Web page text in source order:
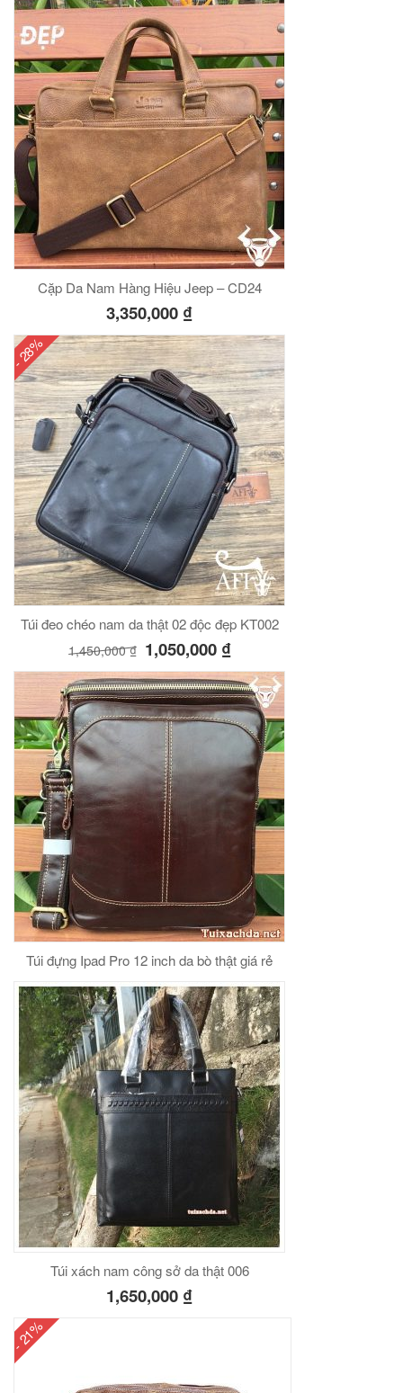
Cặp Da Nam Hàng Hiệu Jeep – CD24
3,350,000 ₫
- 28%
Túi đeo chéo nam da thật 02 độc đẹp KT002
1,450,000₫ 1,050,000 ₫
Túi đựng Ipad Pro 12 inch da bò thật giá rẻ
Túi xách nam công sở da thật 006
1,650,000 ₫
- 21%